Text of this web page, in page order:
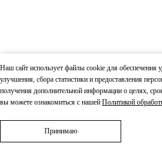
Наш сайт использует файлы cookie для обеспечения
улучшения, сбора статистики и предоставления
получения дополнительной информации о целях,
вы можете ознакомиться с нашей Политикой
Принимаю